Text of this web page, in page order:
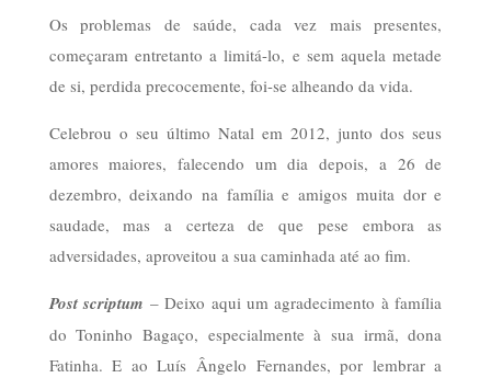
Os problemas de saúde, cada vez mais presentes,
começaram entretanto a limitá-lo, e sem aquela metade
de si, perdida precocemente, foi-se alheando da vida.
Celebrou o seu último Natal em 2012, junto dos seus
amores maiores, falecendo um dia depois, a 26 de
dezembro, deixando na família e amigos muita dor e
saudade, mas a certeza de que pese embora as
adversidades, aproveitou a sua caminhada até ao fim.
Post scriptum – Deixo aqui um agradecimento à família
do Toninho Bagaço, especialmente à sua irmã, dona
Fatinha. E ao Luís Ângelo Fernandes, por lembrar a